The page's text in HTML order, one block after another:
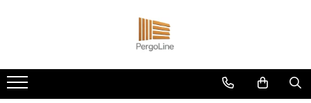
Kit PergoLino orizontal
PergoLino Vertical